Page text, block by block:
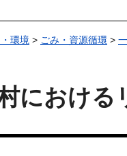
環境 > ごみ・資源循環 >
における